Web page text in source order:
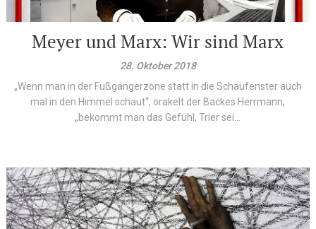
Meyer und Marx: Wir sind Marx
28. Oktober 2018
„Wenn man in der Fußgängerzone statt in die Schaufenster auch
mal in den Himmel schaut“, orakelt der Backes Herrmann,
„bekommt man das Gefühl, Trier sei...